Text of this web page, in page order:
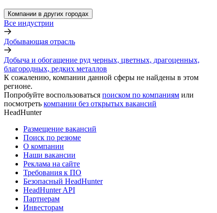
Компании в других городах
Все индустрии
Добывающая отрасль
Добыча и обогащение руд черных, цветных, драгоценных,
благородных, редких металлов
К сожалению, компании данной сферы не найдены в этом
регионе.
Попробуйте воспользоваться поиском по компаниям или
посмотреть компании без открытых вакансий
HeadHunter
Размещение вакансий
Поиск по резюме
О компании
Наши вакансии
Реклама на сайте
Требования к ПО
Безопасный HeadHunter
HeadHunter API
Партнерам
Инвесторам